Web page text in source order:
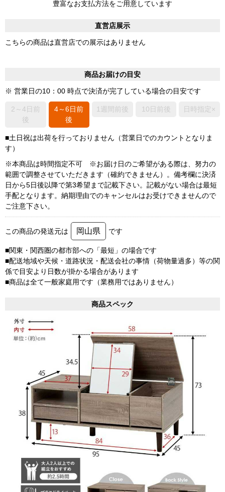
豊富なお支払方法をご用意しています
直営店展示
こちらの商品は直営店での展示はありません
商品お届けの目安
※ 営業日の10：00 時点で決済が完了している場合の目安です
2～4日前
後
4～6日前
後
1週間前後 10日前後 日時指定×
■土日祝は出荷を行っておりません（営業日でのカウントとなりま
す）
※本商品は時間指定不可 ※お届け日のご希望がある際は、努力の
範囲で調整させていただきます（確約できません）。備考欄に決済
日から5日後以降で第3希望まで記載下さい。記載がない場合は最短
手配となります。納期理由でのキャンセルはお受けできませんので
ご注意下さい。
この商品の発送元は 岡山県 です
■関東・関西圏の都市部への「最短」の場合です
■配送地域や天候・道路状況・配送会社の事情（荷物量過多）等の関
係で目安より日数が掛かる場合があります
■商品は全て一般家庭用です（業務用ではありません）
商品スペック